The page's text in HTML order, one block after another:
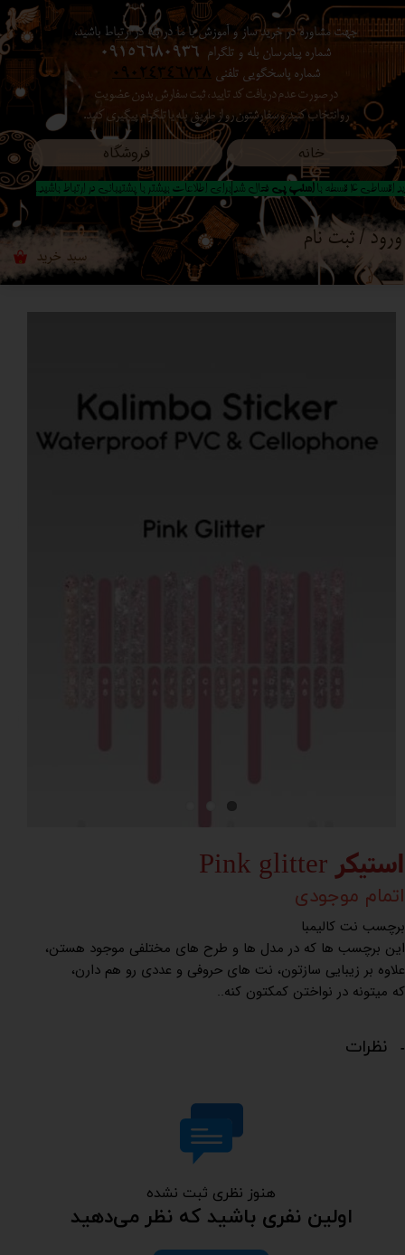
خانه فروشگاه
جهت مشاوره در خرید ساز و آموزش با ما در بله در ارتباط باشید،
شماره پیامرسان بله و تلگرام 09156680936
شماره پاسخگویی تلفنی 09024346738
در صورت عدم دریافت کد تایید ، ثبت سفارش بدون عضویت
رو انتخاب کنید ​​​​​​​ و سفارشتون رو از طریق بله یا تلگرام پیگیری کنید.
۰ سبد خرید
ورود / ثبت نام
حساب کاربری من
تغییر گذر واژه
سفارشات
خروج از حساب کاربری
اقساطی 4 قسطه با اسنپ پی فعال شد|برای اطلاعات بیشتر با پشتیبانی در ارتباط باشید..
استیکر Pink glitter
اتمام موجودی
برچسب نت کالیمبا
این برچسب ها که در مدل ها و طرح های مختلفی موجود هستن،
علاوه بر زیبایی سازتون، نت های حروفی و عددی رو هم دارن،
که میتونه در نواختن کمکتون کنه..
نظرات
هنوز نظری ثبت نشده
اولین نفری باشید که نظر می‌دهید